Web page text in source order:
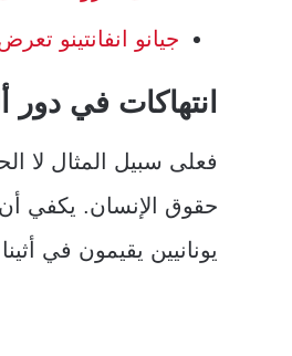
جيانو انفانتينو
انتهاكات في دور
فعلى سبيل المثال لا
حقوق الإنسان. يكفي أن
يونانيين يقيمون في